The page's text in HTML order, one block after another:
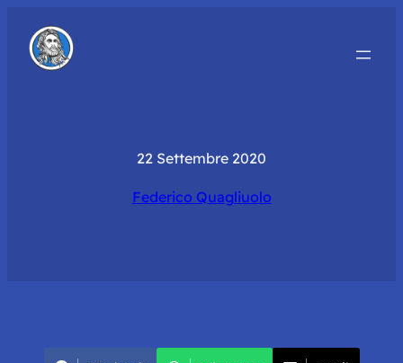
22 Settembre 2020
Federico Quagliuolo